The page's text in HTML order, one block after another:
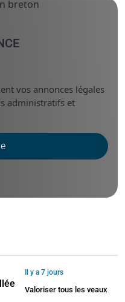
vos annonces légales
administratifs et
Il y a 7 jours
Valoriser tous les veaux